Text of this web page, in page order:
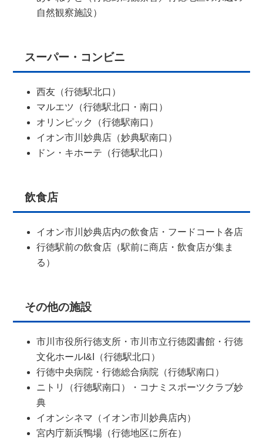
自然観察施設）
スーパー・コンビニ
西友（行徳駅北口）
マルエツ（行徳駅北口・南口）
オリンピック（行徳駅南口）
イオン市川妙典店（妙典駅南口）
ドン・キホーテ（行徳駅北口）
飲食店
イオン市川妙典店内の飲食店・フードコート各店
行徳駅前の飲食店（駅前に商店・飲食店が集ま
る）
その他の施設
市川市役所行徳支所・市川市立行徳図書館・行徳
文化ホールI&I（行徳駅北口）
行徳中央病院・行徳総合病院（行徳駅南口）
ニトリ（行徳駅南口）・コナミスポーツクラブ妙
典
イオンシネマ（イオン市川妙典店内）
宮内庁新浜鴨場（行徳地区に所在）